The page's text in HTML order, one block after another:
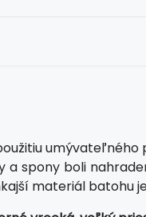
spony boli
materiál batohu